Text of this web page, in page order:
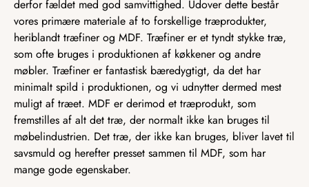
derfor fældet med god samvittighed. Udover dette består
vores primære materiale af to forskellige træprodukter,
heriblandt træfiner og MDF. Træfiner er et tyndt stykke træ,
som ofte bruges i produktionen af køkkener og andre
møbler. Træfiner er fantastisk bæredygtigt, da det har
minimalt spild i produktionen, og vi udnytter dermed mest
muligt af træet. MDF er derimod et træprodukt, som
fremstilles af alt det træ, der normalt ikke kan bruges til
møbelindustrien. Det træ, der ikke kan bruges, bliver lavet til
savsmuld og herefter presset sammen til MDF, som har
mange gode egenskaber.